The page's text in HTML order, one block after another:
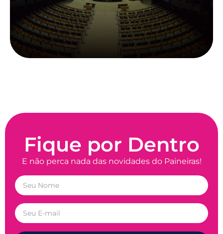
Fique por Dentro
E não perca nada das novidades do Paineiras!